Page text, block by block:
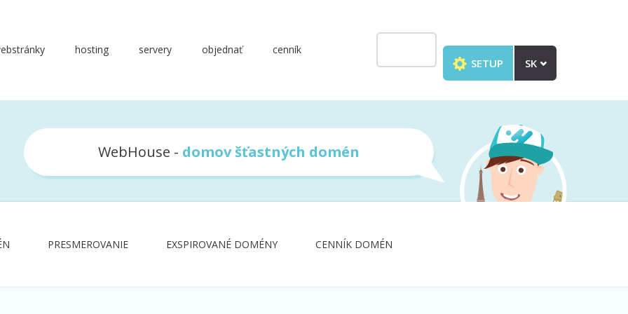
SETUP SK
hosting servery objednať cenník
WebHouse - domov šťastných domén
PRESMEROVANIE EXSPIROVANÉ DOMÉNY CENNÍK DOMÉN